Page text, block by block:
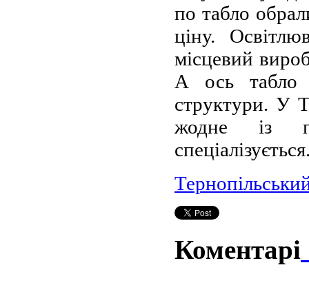
по табло
ціну.
місцевий
А ось табло
структури. У
жодне із
Коментарі